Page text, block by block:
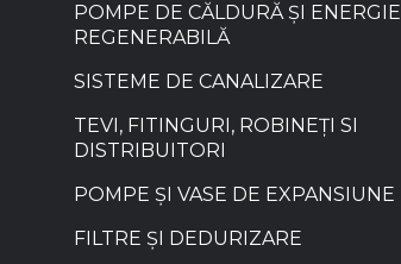
POMPE DE CĂLDURĂ ȘI ENERGIE
REGENERABILĂ
SISTEME DE CANALIZARE
TEVI, FITINGURI, ROBINEȚI SI
DISTRIBUITORI
POMPE ȘI VASE DE EXPANSIUNE
FILTRE ȘI DEDURIZARE